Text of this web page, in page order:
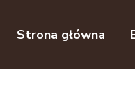
Strona główna